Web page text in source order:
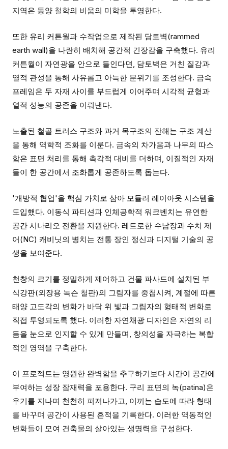
지역은 동양 철학의 비움의 미학을 투영한다.
또한 유리 커튼월과 수작업으로 제작된 담토벽(rammed
earth wall)을 나란히 배치해 공간적 긴장감을 구축했다. 유리
커튼월이 자연광을 안으로 들인다면, 담토벽은 거친 질감과
열적 관성을 통해 사유롭고 아늑한 분위기를 조성한다. 금속
프레임은 두 자재 사이를 부드럽게 이어주며 시각적 균형과
열적 성능의 공존을 이뤄낸다.
노출된 철골 트러스 구조와 과거 목구조의 잔해는 구조 계산
을 통해 역학적 조화를 이룬다. 금속의 차가움과 나무의 따스
함은 표면 처리를 통해 촉각적 대비를 더하며, 이질적인 자재
들이 한 공간에서 조화롭게 공존하도록 돕는다.
'개방적 협업'을 핵심 가치로 삼아 모듈러 레이아웃 시스템을
도입했다. 이동식 파티션과 인체공학적 워크벤치는 유연한
공간 시나리오 전환을 지원한다. 레트로한 수납장과 수치 제
어(NC) 캐비닛의 병치는 전통 장인 정신과 디지털 기술의 공
생을 보여준다.
천창의 크기를 정밀하게 제어하고 건물 파사드에 설치된 부
식강판(외장용 녹슨 철판)의 그림자를 중첩시켜, 계절에 따른
태양 고도각의 변화가 바닥 위 빛과 그림자의 형태적 변화로
직접 투영되도록 했다. 이러한 자연채광 디자인은 자연의 리
듬을 눈으로 인지할 수 있게 만들며, 창의성을 자극하는 복합
적인 영역을 구축한다.
이 프로젝트는 영원한 완벽함을 추구하기보다 시간이 공간에
부여하는 성장 잠재력을 포용한다. 구리 표면의 녹(patina)은
우기를 지나며 천천히 퍼져나가고, 이끼는 습도에 따라 형태
를 바꾸며 공간이 사용된 흔적을 기록한다. 이러한 역동적인
변화들이 모여 건축물의 살아있는 생명력을 구성한다.